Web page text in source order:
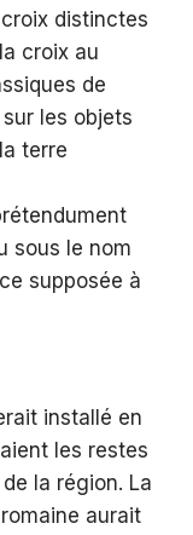
distinctes
croix au
de
sur les objets
terre
sous le nom
supposée à
installé en
les restes
la région. La
aurait